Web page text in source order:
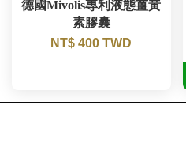
德國Mivolis專利液態薑黃
素膠囊
NT$ 400 TWD